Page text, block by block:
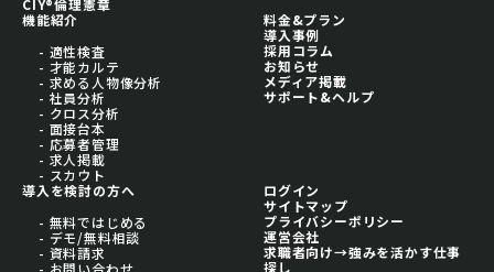
機能紹介
- 適性検査
- 才能カルテ
- 求める人物像分析
- 社員分析
- クロス分析
- 面接台本
- 応募者管理
- 求人掲載
- スカウト
料金&プラン
導入事例
採用コラム
お知らせ
メディア掲載
サポート&ヘルプ
導入を検討の方へ
- 無料ではじめる
- デモ/無料相談
- 資料請求
- お問い合わせ
ログイン
サイトマップ
プライバシーポリシー
運営会社
求職者向け→強みを活かす仕事
探し